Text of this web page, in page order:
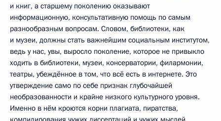
и книг, а старшему поколению оказывают
информационную, консультативную помощь по самым
разнообразным вопросам. Словом, библиотеки, как
и музеи, должны стать важнейшим социальным институтом,
ведь у нас, увы, выросло поколение, которое не привыкло
ходить в библиотеки, музеи, консерватории, филармонии,
театры, убеждённое в том, что всё есть в интернете. Это
утверждение само по себе признак глубочайшей
необразованности и крайне низкого культурного уровня.
Именно в нём кроются корни плагиата, пиратства,